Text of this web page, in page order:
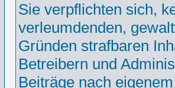
Sie verpflichten sich,
verleumdenden,
Gründen strafbaren
Betreibern und
Beiträge nach